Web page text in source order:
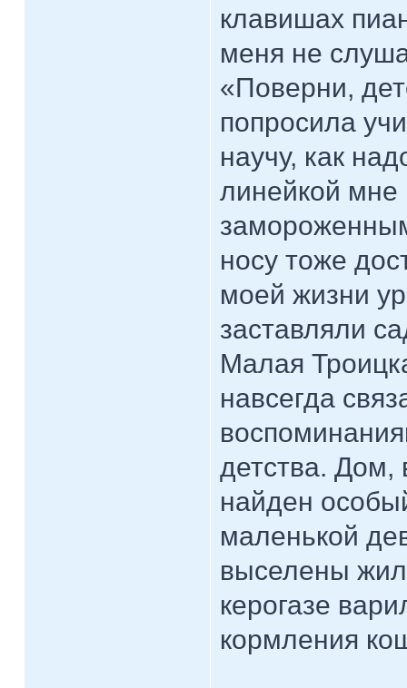
клавишах
меня не
«Поверни,
попросила
научу, как
линейкой мне
носу тоже
моей жизни
заставляли
Малая
навсегда
детства. Дом,
найден
маленькой
выселены
керогазе
кормления